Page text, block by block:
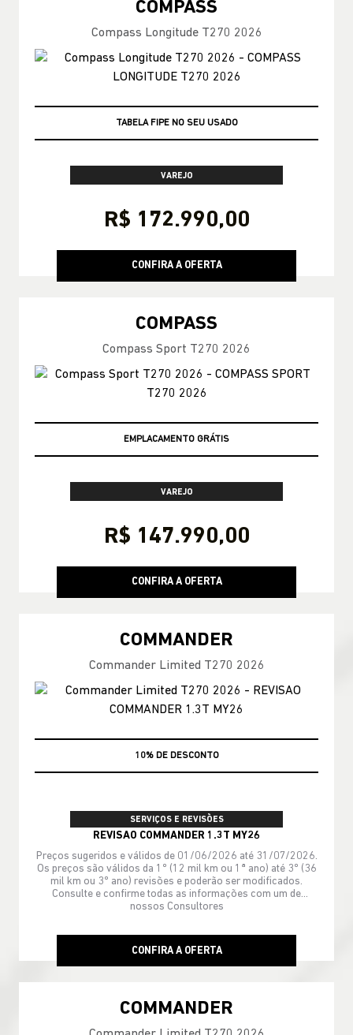
COMPASS
Compass Longitude T270 2026
TAXA ZERO
VAREJO
R$ 172.990,00
CONFIRA A OFERTA
COMPASS
Compass Sport T270 2026
TAXA ZERO
VAREJO
R$ 147.990,00
CONFIRA A OFERTA
COMMANDER
Commander Limited T270 2026
MÃO DE OBRA
SERVIÇOS E REVISÕES
REVISAO COMMANDER 1.3T MY26
Preços sugeridos e válidos de 01/06/2026 até 31/07/2026.
Os preços são válidos da 1º (12 mil km ou 1ª ano) até 3º (36
mil km ou 3º ano) revisões e poderão ser modificados.
Consulte e confirme todas as informações com um de
nossos Consultores
CONFIRA A OFERTA
COMMANDER